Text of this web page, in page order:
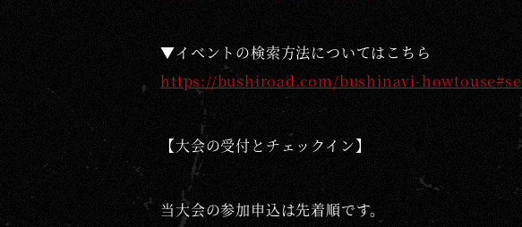
▼イベントの検索方法についてはこちら
https://bushiroad.com/bushinavi-
【大会の受付とチェックイン】
当大会の参加申込は先着順です。